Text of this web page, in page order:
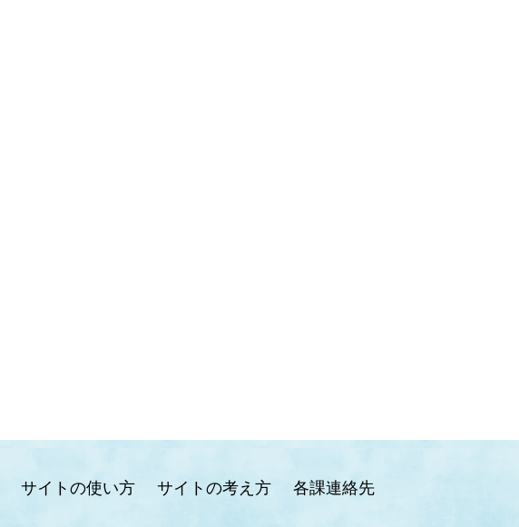
サイトの使い方 サイトの考え方 各課連絡先